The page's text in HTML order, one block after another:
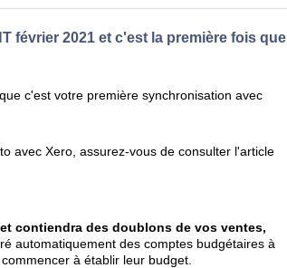
février 2021 et c'est la première fois que
c'est votre première synchronisation avec
avec Xero, assurez-vous de consulter l'article
contiendra des doublons de vos ventes,
automatiquement des comptes budgétaires à
à établir leur budget.